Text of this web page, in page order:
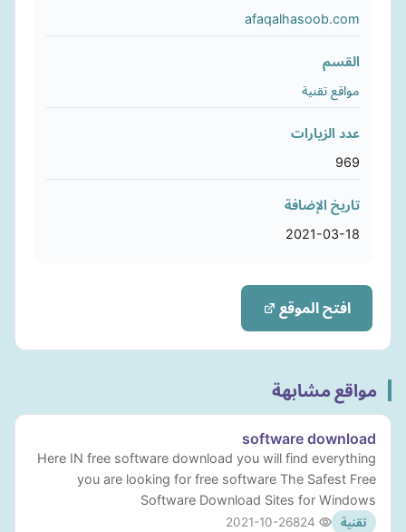
afaqalhasoob.com
القسم
مواقع تقنية
عدد الزيارات
969
تاريخ الإضافة
2021-03-18
افتح الموقع
مواقع مشابهة
software download
Here IN free software download you will find everything
you are looking for free software The Safest Free
Software Download Sites for Windows
تقنية 2021-10-26